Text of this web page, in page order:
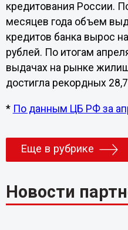
кредитования России.
месяцев года объем
кредитов банка вырос
рублей. По итогам
выдачах на рынке
достигла рекордных
* По данным ЦБ РФ за
Еще в рубрике
Новости